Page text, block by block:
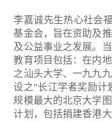
李嘉诚先生热心社会
基金会，旨在资助及
及公益事业之发展。
教育项目包括：在内
之汕头大学、一九九
设之“长江学者奖励计
规模最大的北京大学
计划，包括捐建香港